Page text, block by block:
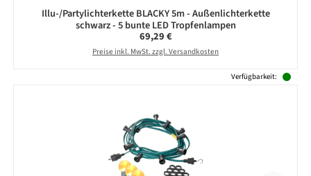
Illu-/Partylichterkette BLACKY 5m - Außenlichterkette
schwarz - 5 bunte LED Tropfenlampen
Regulärer Preis:
69,29 €
Preise inkl. MwSt. zzgl. Versandkosten
Verfügbarkeit: